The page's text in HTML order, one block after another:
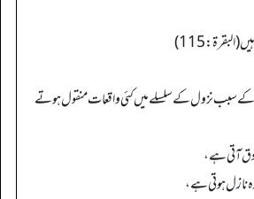
115)
کے سبب نزول کے سلسلے میں کئی واقعات منقول ہوتے
آتی ہے،
نازل ہوتی ہے،